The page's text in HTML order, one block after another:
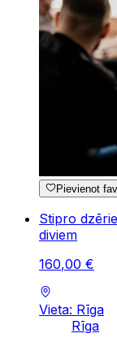
Pievienot
Stipro
diviem
160,00 €
Vieta: Rīga
Rīga